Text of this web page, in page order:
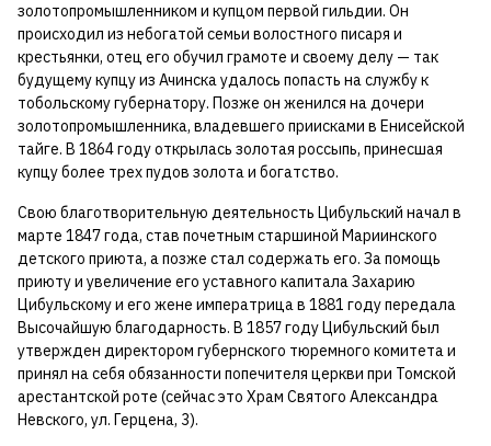
золотопромышленником и купцом первой гильдии. Он
происходил из небогатой семьи волостного писаря и
крестьянки, отец его обучил грамоте и своему делу — так
будущему купцу из Ачинска удалось попасть на службу к
тобольскому губернатору. Позже он женился на дочери
золотопромышленника, владевшего приисками в Енисейской
тайге. В 1864 году открылась золотая россыпь, принесшая
купцу более трех пудов золота и богатство.
Свою благотворительную деятельность Цибульский начал в
марте 1847 года, став почетным старшиной Мариинского
детского приюта, а позже стал содержать его. За помощь
приюту и увеличение его уставного капитала Захарию
Цибульскому и его жене императрица в 1881 году передала
Высочайшую благодарность. В 1857 году Цибульский был
утвержден директором губернского тюремного комитета и
принял на себя обязанности попечителя церкви при Томской
арестантской роте (сейчас это Храм Святого Александра
Невскoгo, ул. Герцена, 3).